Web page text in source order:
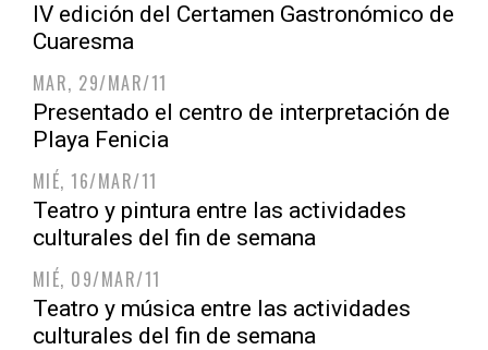
IV edición del Certamen Gastronómico de
Cuaresma
MAR, 29/MAR/11
Presentado el centro de interpretación de
Playa Fenicia
MIÉ, 16/MAR/11
Teatro y pintura entre las actividades
culturales del fin de semana
MIÉ, 09/MAR/11
Teatro y música entre las actividades
culturales del fin de semana